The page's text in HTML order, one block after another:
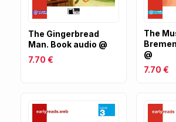
The Gingerbread
Man. Book audio @
7.70 €
The
@
7.70 €